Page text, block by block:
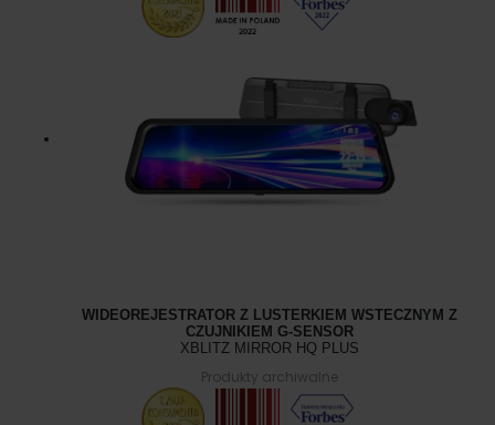
WIDEOREJESTRATOR Z LUSTERKIEM WSTECZNYM Z
CZUJNIKIEM G-SENSOR
XBLITZ MIRROR HQ PLUS
Produkty archiwalne